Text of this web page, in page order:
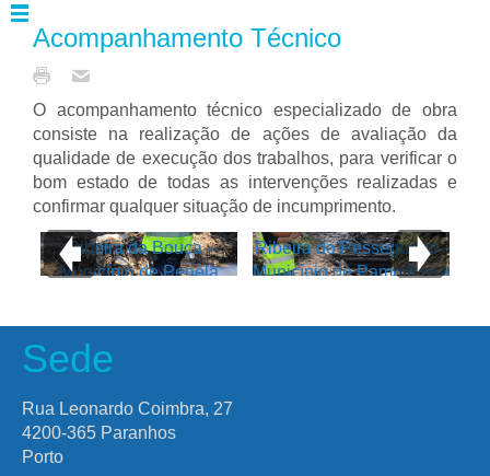
Acompanhamento Técnico
O acompanhamento técnico especializado de obra
consiste na realização de ações de avaliação da
qualidade de execução dos trabalhos, para verificar o
bom estado de todas as intervenções realizadas e
confirmar qualquer situação de incumprimento.
Ribeira da Bouça -
Município de Penela
Ribeira do Pessegueiro -
Município de Pampilhosa
Sede
Rua Leonardo Coimbra, 27
4200-365 Paranhos
Porto